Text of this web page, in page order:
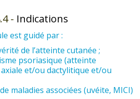
- Indications
est guidé par :
de l’atteinte cutanée ;
psoriasique (atteinte
et/ou dactylitique et/ou
maladies associées (uvéite, MICI)